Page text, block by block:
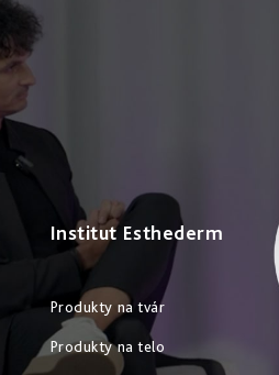
Institut Esthederm
Produkty na tvár
Produkty na telo